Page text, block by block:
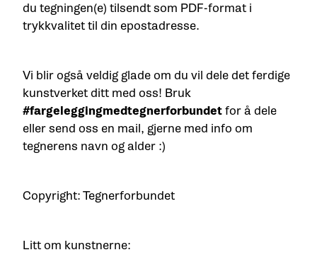
du tegningen(e) tilsendt som PDF-format i
trykkvalitet til din epostadresse.
Vi blir også veldig glade om du vil dele det ferdige
kunstverket ditt med oss! Bruk
#fargeleggingmedtegnerforbundetfor å dele
eller send oss en mail, gjerne med info om
tegnerens navn og alder :)
Copyright: Tegnerforbundet
Litt om kunstnerne: